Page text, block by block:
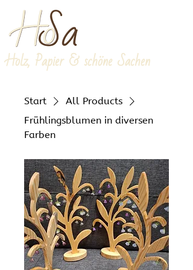
Holz, Papier & schöne Sachen
Start
All Products
Frühlingsblumen in diversen
Farben